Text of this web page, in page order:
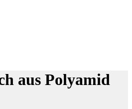
aus Polyamid